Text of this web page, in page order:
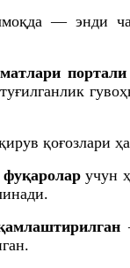
— энди
портали
қоғозлари
фуқароларучун